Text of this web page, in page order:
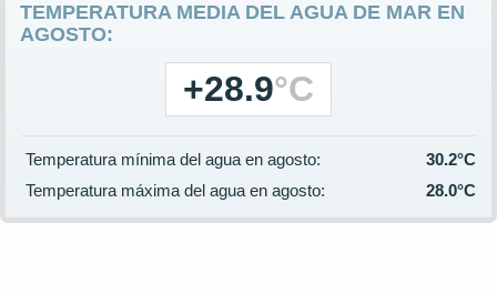
TEMPERATURA MEDIA DEL AGUA DE MAR EN
AGOSTO:
+28.9°C
Temperatura mínima del agua en agosto:
30.2°C
Temperatura máxima del agua en agosto:
28.0°C